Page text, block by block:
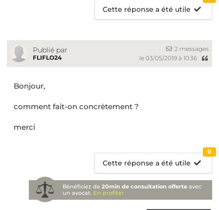
Cette réponse a été utile
Publié par
FLIFLO24
2 messages
le 03/05/2019 à 10:36
Bonjour,
comment fait-on concrètement ?
merci
Cette réponse a été utile
0
Bénéficiez de20min de consultation offerte avec
un avocat. En profiter